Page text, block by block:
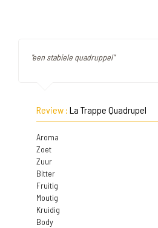
"een stabiele quadruppel"
Review : La Trappe Quadrupel
Aroma
Zoet
Zuur
Bitter
Fruitig
Moutig
Kruidig
Body